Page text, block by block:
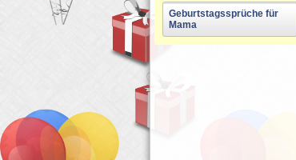
Geburtstagssprüche für
Mama